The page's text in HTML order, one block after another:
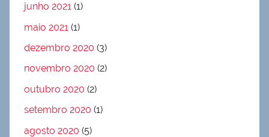
junho 2021 (1)
maio 2021 (1)
dezembro 2020 (3)
novembro 2020 (2)
outubro 2020 (2)
setembro 2020 (1)
agosto 2020 (5)